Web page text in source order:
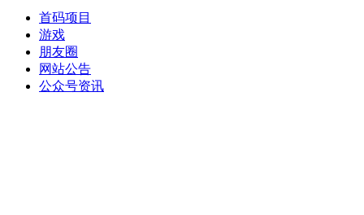
首码项目
游戏
朋友圈
网站公告
公众号资讯